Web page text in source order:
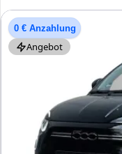
0 € Anzahlung
Angebot